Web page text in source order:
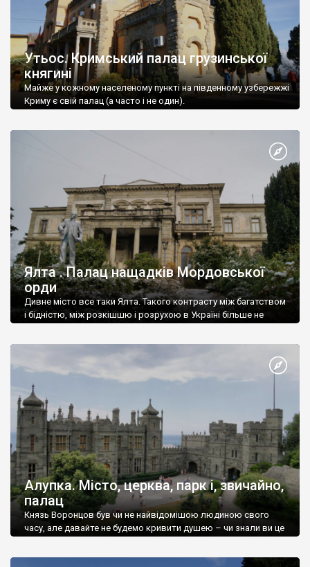
Утьос. Кримський палац грузинської
княгині
Майже у кожному населеному пункті на південному узбережжі
Криму є свій палац (а часто і не один).
Ялта . Палац нащадків Мордовської
орди
Дивне місто все таки Ялта. Такого контрасту між багатством
і бідністю, між розкішшю і розрухою в Україні більше не
Алупка. Місто, церква, парк і, звичайно,
палац
Князь Воронцов був чи не найвідомішою людиною свого
часу, але давайте не будемо кривити душею – чи знали ви це